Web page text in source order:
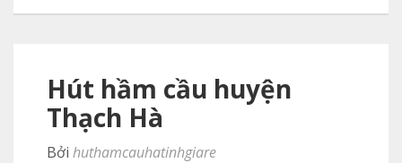
Hút hầm cầu huyện
Thạch Hà
Bởi huthamcauhatinhgiare